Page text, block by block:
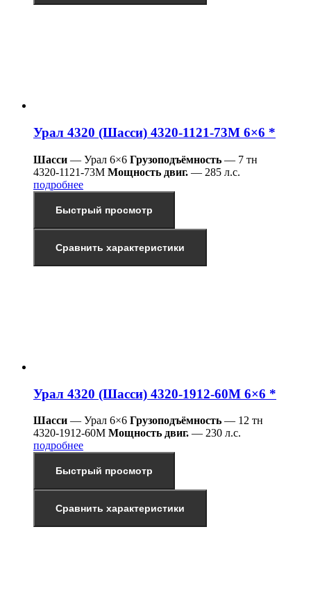
Урал 4320 (Шасси) 4320-1121-73М 6×6 *
Шасси — Урал 6×6 Грузоподъёмность — 7 тн
4320-1121-73М Мощность двиг. — 285 л.с.
подробнее
Быстрый просмотр
Сравнить характеристики
Урал 4320 (Шасси) 4320-1912-60М 6×6 *
Шасси — Урал 6×6 Грузоподъёмность — 12 тн
4320-1912-60М Мощность двиг. — 230 л.с.
подробнее
Быстрый просмотр
Сравнить характеристики